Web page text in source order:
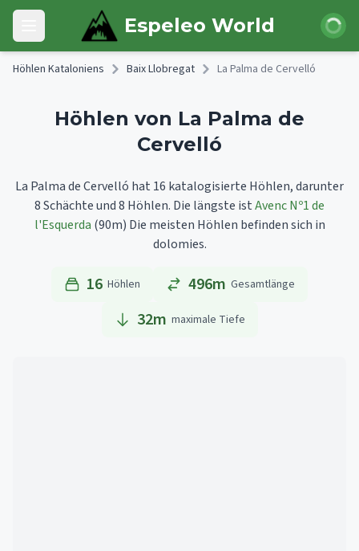
Skip to main content
Open main menu Espeleo World
Höhlen Kataloniens Baix Llobregat La Palma de Cervelló
Höhlen von La Palma de
Cervelló
La Palma de Cervelló hat 16 katalogisierte Höhlen, darunter
8 Schächte und 8 Höhlen. Die längste istAvenc Nº1 de
l'Esquerda (90m) Die meisten Höhlen befinden sich in
dolomies.
16 Höhlen 496m Gesamtlänge
32m maximale Tiefe